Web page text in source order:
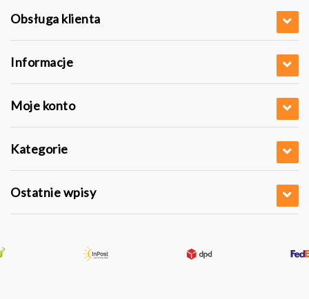
Obsługa klienta
Informacje
Moje konto
Kategorie
Ostatnie wpisy